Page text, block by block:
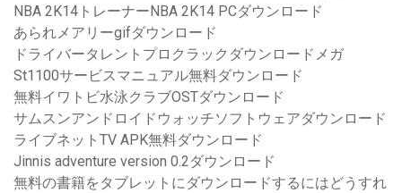
NBA 2K14トレーナーNBA 2K14 PCダウンロード
あられメアリーgifダウンロード
ドライバータレントプロクラックダウンロードメガ
St1100サービスマニュアル無料ダウンロード
無料イワトビ水泳クラブOSTダウンロード
サムスンアンドロイドウォッチソフトウェアダウンロード
ライブネットTV APK無料ダウンロード
Jinnis adventure version 0.2ダウンロード
無料の書籍をタブレットにダウンロードするにはどうすれ